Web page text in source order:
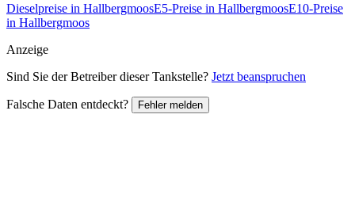
Dieselpreise in HallbergmoosE5-Preise in HallbergmoosE10-Preise
in Hallbergmoos
Anzeige
Sind Sie der Betreiber dieser Tankstelle? Jetzt beanspruchen
Falsche Daten entdeckt? Fehler melden